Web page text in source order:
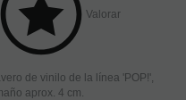
Valorar
de vinilo de la línea 'POP!',
aprox. 4 cm.